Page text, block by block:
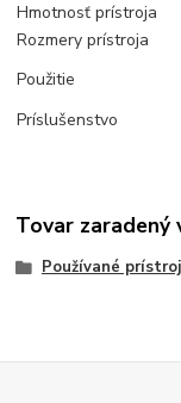
Hmotnosť prístroja
Rozmery prístroja
Použitie
Príslušenstvo
Tovar zaradený
Používané